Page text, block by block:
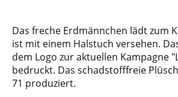
Das freche Erdmännchen lädt zum
ist mit einem Halstuch versehen.
dem Logo zur aktuellen Kampagne
bedruckt. Das schadstofffreie
71 produziert.